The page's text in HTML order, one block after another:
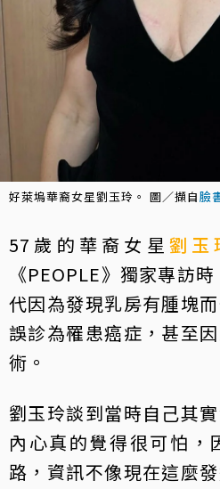
好萊塢華裔女星劉玉玲。 圖／擷自臉
57歲的華裔女星 劉玉
《PEOPLE》獨家專訪
代因為發現乳房有腫塊
誤診為罹患癌症，甚至
術。
劉玉玲談到當時自己其
內心真的覺得很可怕，
路，資訊不像現在這麼